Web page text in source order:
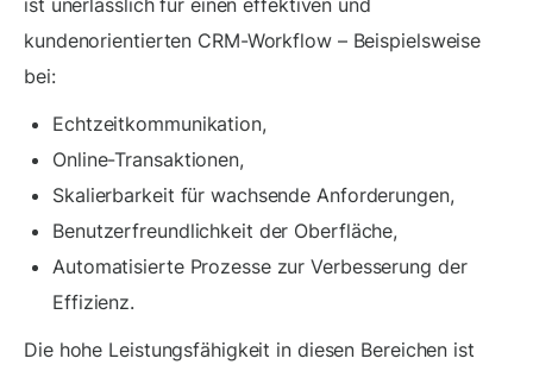
kundenorientierten CRM-Workflow – Beispielsweise
bei:
Echtzeitkommunikation,
Online-Transaktionen,
Skalierbarkeit für wachsende Anforderungen,
Benutzerfreundlichkeit der Oberfläche,
Automatisierte Prozesse zur Verbesserung der
Effizienz.
Die hohe Leistungsfähigkeit in diesen Bereichen ist